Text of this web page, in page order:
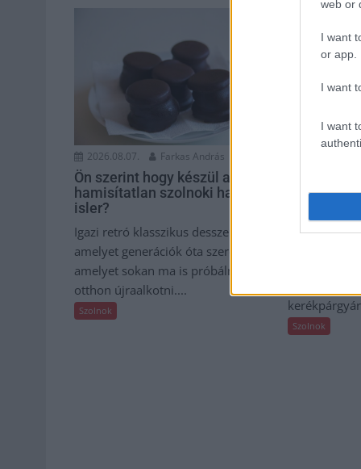
web or
I want
or app.
I want
I want
2026.08.07. Farkas András
Ön szerint hogy készül a
hamisítatlan szolnoki habos
isler?
Igazi retró klasszikus desszert,
amelyet generációk óta szeretnek, és
amelyet sokan ma is próbálnak
otthon újraalkotni....
Szolnok
jelezte,
Szolnok